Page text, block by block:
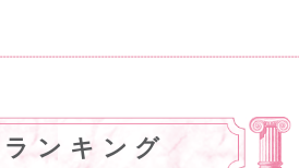
ンキング